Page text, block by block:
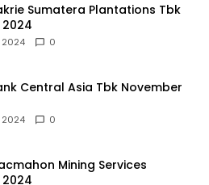
Sumatera Plantations Tbk
2024 0
Central Asia Tbk November
2024 0
Mining Services